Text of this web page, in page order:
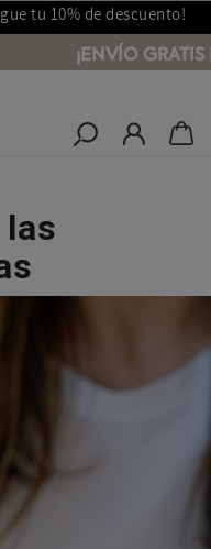
tu 10% de descuento!
¡ENVÍO GRATIS